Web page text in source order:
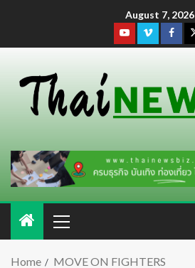
August 7, 2026
Home MOVE ON FIGHTERS